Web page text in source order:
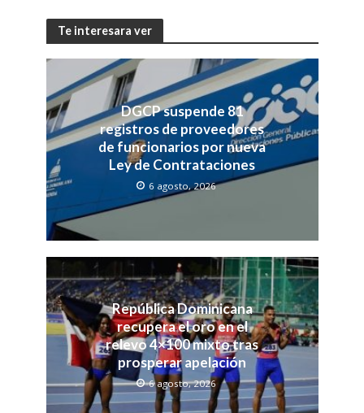
Te interesara ver
DGCP suspende 81
registros de proveedores
de funcionarios por nueva
Ley de Contrataciones
6 agosto, 2026
República Dominicana
recupera el oro en el
relevo 4×100 mixto tras
prosperar apelación
6 agosto, 2026